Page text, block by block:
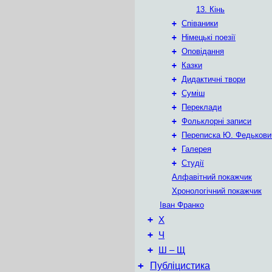
13. Кінь
+ Співаники
+
Німецькі поезії
+ Оповідання
+
Казки
+ Дидактичні твори
+ Суміш
+
Переклади
+ Фольклорні записи
+
Переписка Ю.
+
Галерея
+ Студії
Алфавітний покажчик
Хронологічний покажчик
Іван Франко
+ Х
+ Ч
+ Ш – Щ
+ Публіцистика